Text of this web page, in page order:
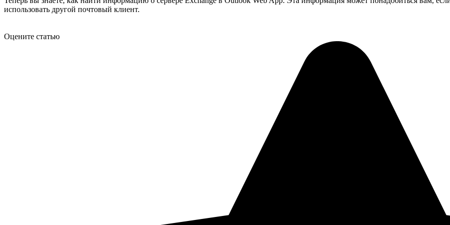
использовать другой почтовый клиент.
Оцените статью